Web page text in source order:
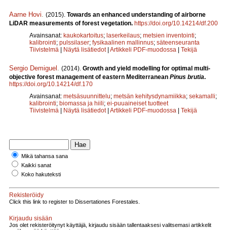
Aarne Hovi (2015). Towards an enhanced understanding of airborne
LiDAR measurements of forest vegetation. https://doi.org/10.14214/df.200
Avainsanat: kaukokartoitus; laserkeilaus; metsien inventointi;
kalibrointi; pulssilaser; fysikaalinen mallinnus; säteenseuranta
Tiivistelmä | Näytä lisätiedot | Artikkeli PDF-muodossa | Tekijä
Sergio Demiguel (2014). Growth and yield modelling for optimal multi-
objective forest management of eastern Mediterranean Pinus brutia.
https://doi.org/10.14214/df.170
Avainsanat: metsäsuunnittelu; metsän kehitysdynamiikka; sekamalli;
kalibrointi; biomassa ja hiili; ei-puuaineiset tuotteet
Tiivistelmä | Näytä lisätiedot | Artikkeli PDF-muodossa | Tekijä
Mikä tahansa sana
Kaikki sanat
Koko hakuteksti
Rekisteröidy
Click this link to register to Dissertationes Forestales.
Kirjaudu sisään
Jos olet rekisteröitynyt käyttäjä, kirjaudu sisään tallentaaksesi valitsemasi artikkelit